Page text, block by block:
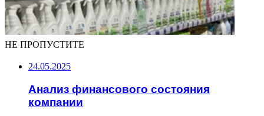
НЕ ПРОПУСТИТЕ
24.05.2025
Анализ финансового состояния
компании